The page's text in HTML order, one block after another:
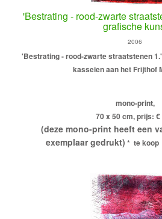
'Bestrating - rood-zwarte
grafische
2006
'Bestrating - rood-zwarte straatstenen
kasseien aan het Frijthof
mono-print,
70 x 50 cm, prijs: €
(deze mono-print heeft een
exemplaar gedrukt) * te koop